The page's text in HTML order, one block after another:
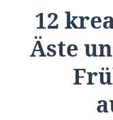
12
Äste